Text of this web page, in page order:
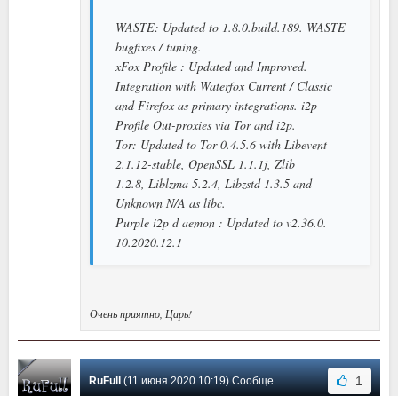
WASTE: Updated to 1.8.0.build.189. WASTE
bugfixes / tuning.
xFox Profile : Updated and Improved.
Integration with Waterfox Current / Classic
and Firefox as primary integrations. i2p
Profile Out-proxies via Tor and i2p.
Tor: Updated to Tor 0.4.5.6 with Libevent
2.1.12-stable, OpenSSL 1.1.1j, Zlib
1.2.8, Liblzma 5.2.4, Libzstd 1.3.5 and
Unknown N/A as libc.
Purple i2p d aemon : Updated to v2.36.0.
10.2020.12.1
Очень приятно, Царь!
RuFull(11 июня 2020 10:19) Сообщение #32 1